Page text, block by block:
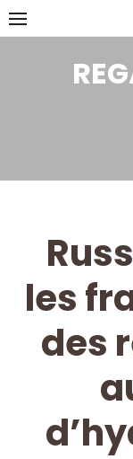
Skip
to
les
des